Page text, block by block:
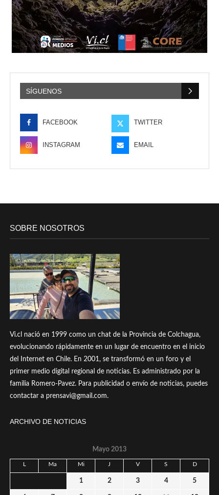
SÍGUENOS
FACEBOOK TWITTER
INSTAGRAM EMAIL
SOBRE NOSOTROS
Vi.cl nació en 1999 como un chat de la Provincia de Colchagua,
evolucionando rápidamente en un lugar de encuentro en el inicio
del Internet en Chile. En 2001, se transformó en un foro y el
primer medio digital regional de noticias. Es administrado por la
familia Romero-Pavez. Para publicidad o envío de noticias, puedes
contactar a prensavi@gmail.com.
ARCHIVO DE NOTICIAS
Mayo 2013
L Ma Mi J V S D
1 2 3 4 5